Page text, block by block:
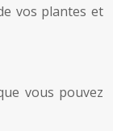
vos plantes et
vous pouvez